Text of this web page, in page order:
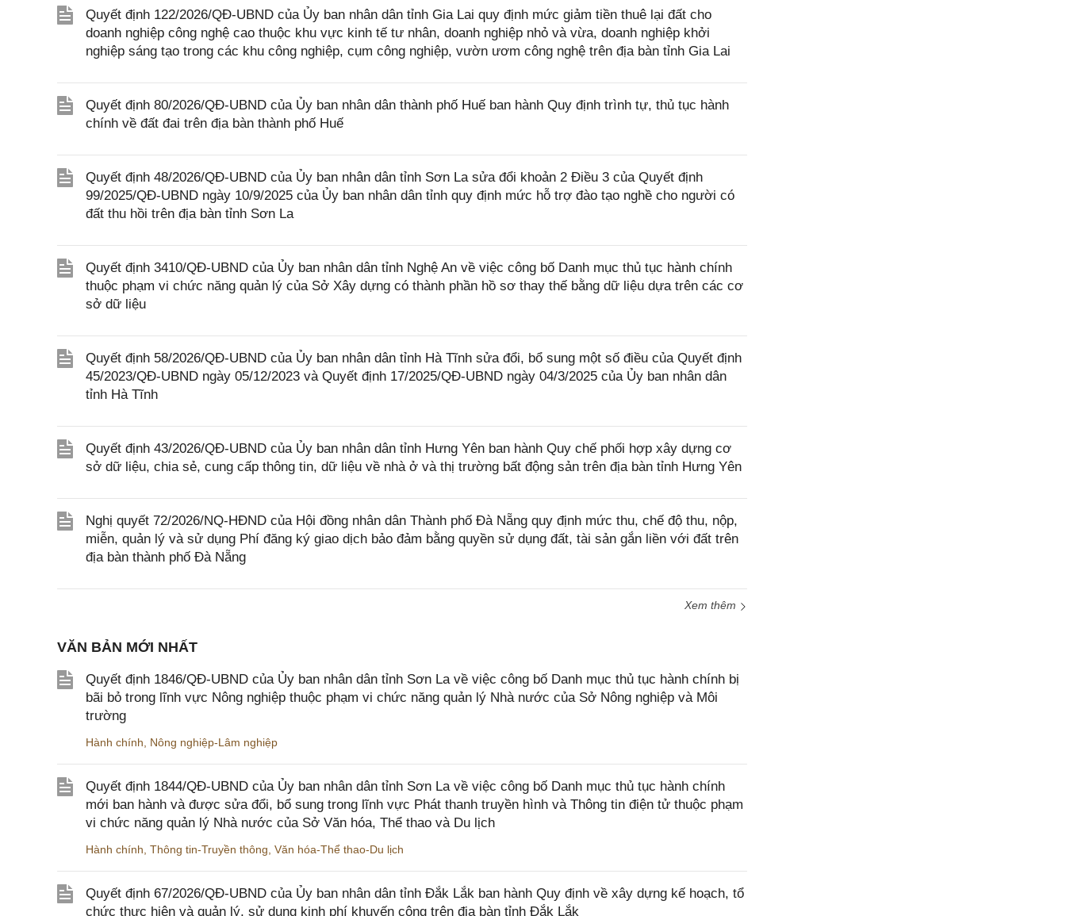
Quyết định 122/2026/QĐ-UBND của Ủy ban nhân dân tỉnh Gia Lai quy định mức giảm tiền thuê lại đất cho
doanh nghiệp công nghệ cao thuộc khu vực kinh tế tư nhân, doanh nghiệp nhỏ và vừa, doanh nghiệp khởi
nghiệp sáng tạo trong các khu công nghiệp, cụm công nghiệp, vườn ươm công nghệ trên địa bàn tỉnh Gia Lai
Quyết định 80/2026/QĐ-UBND của Ủy ban nhân dân thành phố Huế ban hành Quy định trình tự, thủ tục hành
chính về đất đai trên địa bàn thành phố Huế
Quyết định 48/2026/QĐ-UBND của Ủy ban nhân dân tỉnh Sơn La sửa đổi khoản 2 Điều 3 của Quyết định
99/2025/QĐ-UBND ngày 10/9/2025 của Ủy ban nhân dân tỉnh quy định mức hỗ trợ đào tạo nghề cho người có
đất thu hồi trên địa bàn tỉnh Sơn La
Quyết định 3410/QĐ-UBND của Ủy ban nhân dân tỉnh Nghệ An về việc công bố Danh mục thủ tục hành chính
thuộc phạm vi chức năng quản lý của Sở Xây dựng có thành phần hồ sơ thay thế bằng dữ liệu dựa trên các cơ
sở dữ liệu
Quyết định 58/2026/QĐ-UBND của Ủy ban nhân dân tỉnh Hà Tĩnh sửa đổi, bổ sung một số điều của Quyết định
45/2023/QĐ-UBND ngày 05/12/2023 và Quyết định 17/2025/QĐ-UBND ngày 04/3/2025 của Ủy ban nhân dân
tỉnh Hà Tĩnh
Quyết định 43/2026/QĐ-UBND của Ủy ban nhân dân tỉnh Hưng Yên ban hành Quy chế phối hợp xây dựng cơ
sở dữ liệu, chia sẻ, cung cấp thông tin, dữ liệu về nhà ở và thị trường bất động sản trên địa bàn tỉnh Hưng Yên
Nghị quyết 72/2026/NQ-HĐND của Hội đồng nhân dân Thành phố Đà Nẵng quy định mức thu, chế độ thu, nộp,
miễn, quản lý và sử dụng Phí đăng ký giao dịch bảo đảm bằng quyền sử dụng đất, tài sản gắn liền với đất trên
địa bàn thành phố Đà Nẵng
Xem thêm
VĂN BẢN MỚI NHẤT
Quyết định 1846/QĐ-UBND của Ủy ban nhân dân tỉnh Sơn La về việc công bố Danh mục thủ tục hành chính bị
bãi bỏ trong lĩnh vực Nông nghiệp thuộc phạm vi chức năng quản lý Nhà nước của Sở Nông nghiệp và Môi
trường
Hành chính, Nông nghiệp-Lâm nghiệp
Quyết định 1844/QĐ-UBND của Ủy ban nhân dân tỉnh Sơn La về việc công bố Danh mục thủ tục hành chính
mới ban hành và được sửa đổi, bổ sung trong lĩnh vực Phát thanh truyền hình và Thông tin điện tử thuộc phạm
vi chức năng quản lý Nhà nước của Sở Văn hóa, Thể thao và Du lịch
Hành chính, Thông tin-Truyền thông, Văn hóa-Thể thao-Du lịch
Quyết định 67/2026/QĐ-UBND của Ủy ban nhân dân tỉnh Đắk Lắk ban hành Quy định về xây dựng kế hoạch, tổ
chức thực hiện và quản lý, sử dụng kinh phí khuyến công trên địa bàn tỉnh Đắk Lắk